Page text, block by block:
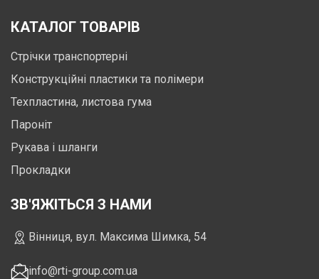
КАТАЛОГ ТОВАРІВ
Стрічки транспортерні
Конструкційні пластики та полімери
Техпластина, листова гума
Пароніт
Рукава і шланги
Прокладки
ЗВ'ЯЖІТЬСЯ З НАМИ
Вінниця, вул. Максима Шимка, 54
info@rti-group.com.ua